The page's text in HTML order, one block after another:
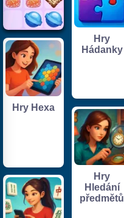
Hry
Hádanky
Hry Hexa
Hry
Hledání
předmětů